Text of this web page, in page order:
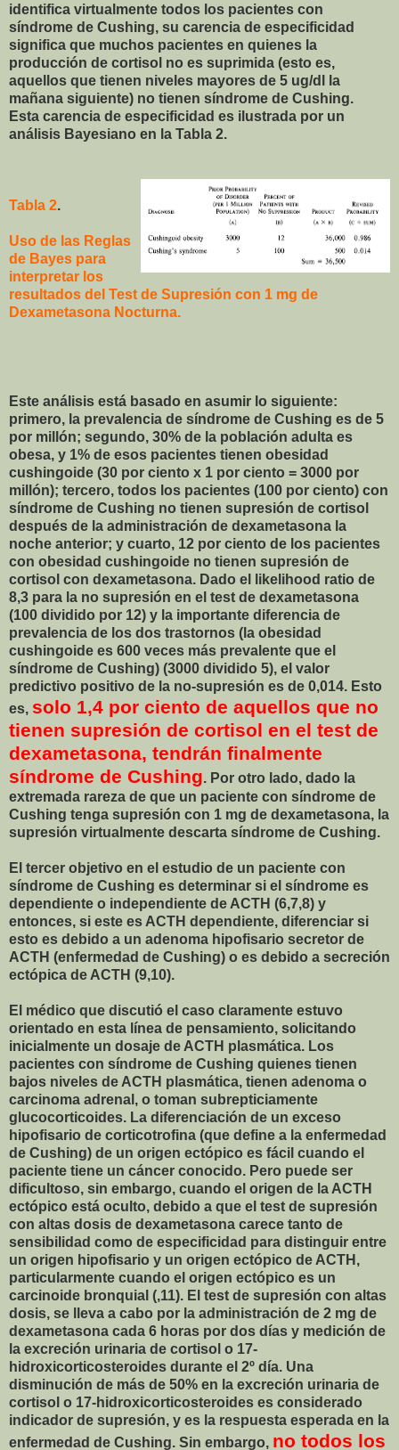
identifica virtualmente todos los pacientes con
síndrome de Cushing, su carencia de especificidad
significa que muchos pacientes en quienes la
producción de cortisol no es suprimida (esto es,
aquellos que tienen niveles mayores de 5 ug/dl la
mañana siguiente) no tienen síndrome de Cushing.
Esta carencia de especificidad es ilustrada por un
análisis Bayesiano en la Tabla 2.
Tabla 2.
Uso de las Reglas
de Bayes para
interpretar los
resultados del Test de Supresión con 1 mg de
Dexametasona Nocturna.
Este análisis está basado en asumir lo siguiente:
primero, la prevalencia de síndrome de Cushing es de 5
por millón; segundo, 30% de la población adulta es
obesa, y 1% de esos pacientes tienen obesidad
cushingoide (30 por ciento x 1 por ciento = 3000 por
millón); tercero, todos los pacientes (100 por ciento) con
síndrome de Cushing no tienen supresión de cortisol
después de la administración de dexametasona la
noche anterior; y cuarto, 12 por ciento de los pacientes
con obesidad cushingoide no tienen supresión de
cortisol con dexametasona. Dado el likelihood ratio de
8,3 para la no supresión en el test de dexametasona
(100 dividido por 12) y la importante diferencia de
prevalencia de los dos trastornos (la obesidad
cushingoide es 600 veces más prevalente que el
síndrome de Cushing) (3000 dividido 5), el valor
predictivo positivo de la no-supresión es de 0,014. Esto
es, solo 1,4 por ciento de aquellos que no
tienen supresión de cortisol en el test de
dexametasona, tendrán finalmente
síndrome de Cushing. Por otro lado, dado la
extremada rareza de que un paciente con síndrome de
Cushing tenga supresión con 1 mg de dexametasona, la
supresión virtualmente descarta síndrome de Cushing.
El tercer objetivo en el estudio de un paciente con
síndrome de Cushing es determinar si el síndrome es
dependiente o independiente de ACTH (6,7,8) y
entonces, si este es ACTH dependiente, diferenciar si
esto es debido a un adenoma hipofisario secretor de
ACTH (enfermedad de Cushing) o es debido a secreción
ectópica de ACTH (9,10).
El médico que discutió el caso claramente estuvo
orientado en esta línea de pensamiento, solicitando
inicialmente un dosaje de ACTH plasmática. Los
pacientes con síndrome de Cushing quienes tienen
bajos niveles de ACTH plasmática, tienen adenoma o
carcinoma adrenal, o toman subrepticiamente
glucocorticoides. La diferenciación de un exceso
hipofisario de corticotrofina (que define a la enfermedad
de Cushing) de un origen ectópico es fácil cuando el
paciente tiene un cáncer conocido. Pero puede ser
dificultoso, sin embargo, cuando el origen de la ACTH
ectópico está oculto, debido a que el test de supresión
con altas dosis de dexametasona carece tanto de
sensibilidad como de especificidad para distinguir entre
un origen hipofisario y un origen ectópico de ACTH,
particularmente cuando el origen ectópico es un
carcinoide bronquial (,11). El test de supresión con altas
dosis, se lleva a cabo por la administración de 2 mg de
dexametasona cada 6 horas por dos días y medición de
la excreción urinaria de cortisol o 17-
hidroxicorticosteroides durante el 2º día. Una
disminución de más de 50% en la excreción urinaria de
cortisol o 17-hidroxicorticosteroides es considerado
indicador de supresión, y es la respuesta esperada en la
enfermedad de Cushing. Sin embargo, no todos los